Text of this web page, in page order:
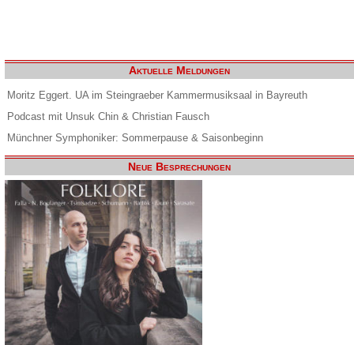
Aktuelle Meldungen
Moritz Eggert. UA im Steingraeber Kammermusiksaal in Bayreuth
Podcast mit Unsuk Chin & Christian Fausch
Münchner Symphoniker: Sommerpause & Saisonbeginn
Neue Besprechungen